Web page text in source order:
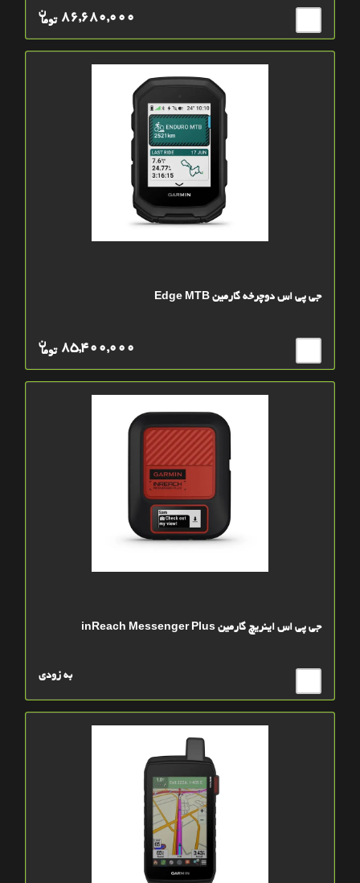
توما
ن 86,680,000
جی پی اس دوچرخه گارمین Edge MTB
توما
ن 85,400,000
جی پی اس اینریچ گارمین inReach Messenger Plus
به زودی